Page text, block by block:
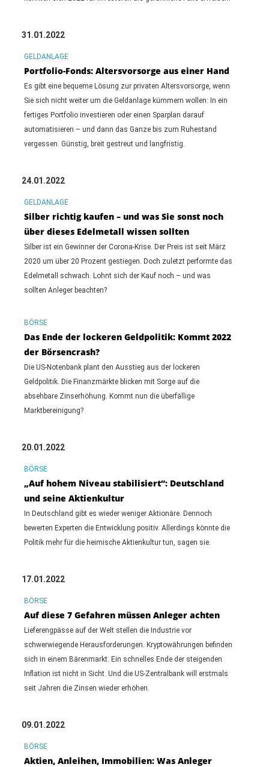
31.01.2022
GELDANLAGE
Portfolio-Fonds: Altersvorsorge aus einer Hand
Es gibt eine bequeme Lösung zur privaten Altersvorsorge, wenn
Sie sich nicht weiter um die Geldanlage kümmern wollen: In ein
fertiges Portfolio investieren oder einen Sparplan darauf
automatisieren – und dann das Ganze bis zum Ruhestand
vergessen. Günstig, breit gestreut und langfristig.
24.01.2022
GELDANLAGE
Silber richtig kaufen – und was Sie sonst noch
über dieses Edelmetall wissen sollten
Silber ist ein Gewinner der Corona-Krise. Der Preis ist seit März
2020 um über 20 Prozent gestiegen. Doch zuletzt performte das
Edelmetall schwach. Lohnt sich der Kauf noch – und was
sollten Anleger beachten?
BÖRSE
Das Ende der lockeren Geldpolitik: Kommt 2022
der Börsencrash?
Die US-Notenbank plant den Ausstieg aus der lockeren
Geldpolitik. Die Finanzmärkte blicken mit Sorge auf die
absehbare Zinserhöhung. Kommt nun die überfällige
Marktbereinigung?
20.01.2022
BÖRSE
„Auf hohem Niveau stabilisiert“: Deutschland
und seine Aktienkultur
In Deutschland gibt es wieder weniger Aktionäre. Dennoch
bewerten Experten die Entwicklung positiv. Allerdings könnte die
Politik mehr für die heimische Aktienkultur tun, sagen sie.
17.01.2022
BÖRSE
Auf diese 7 Gefahren müssen Anleger achten
Lieferengpässe auf der Welt stellen die Industrie vor
schwerwiegende Herausforderungen. Kryptowährungen befinden
sich in einem Bärenmarkt. Ein schnelles Ende der steigenden
Inflation ist nicht in Sicht. Und die US-Zentralbank will erstmals
seit Jahren die Zinsen wieder erhöhen.
09.01.2022
BÖRSE
Aktien, Anleihen, Immobilien: Was Anleger